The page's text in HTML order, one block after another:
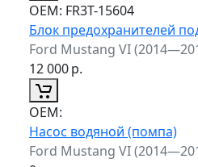
ОЕМ: FR3T-15604
Блок предохранителей
Ford Mustang VI
12 000р.
ОЕМ:
Насос водяной (помпа)
Ford Mustang VI